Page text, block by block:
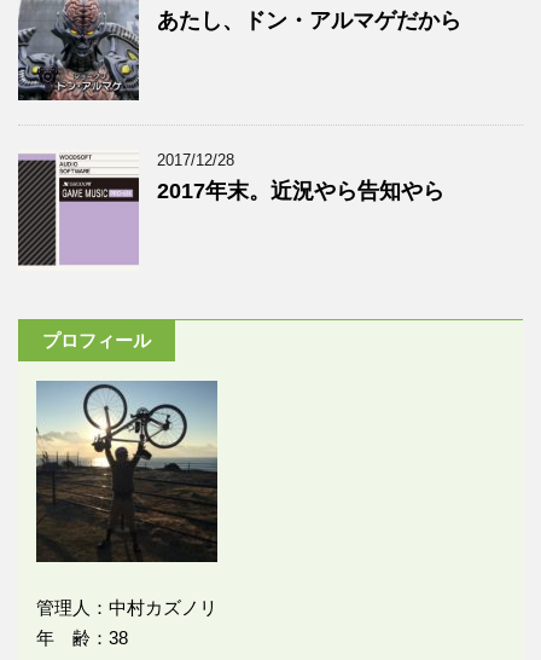
あたし、ドン・アルマゲだから
2017/12/28
2017年末。近況やら告知やら
プロフィール
管理人：中村カズノリ
年 齢：38